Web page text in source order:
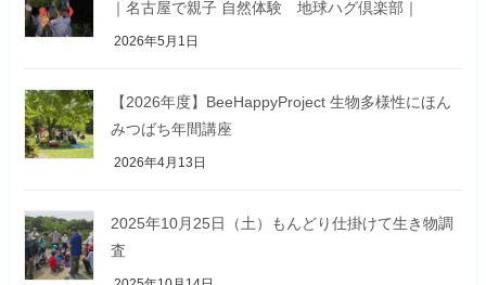
｜名古屋で親子 自然体験 地球ハグ倶楽部｜
2026年5月1日
【2026年度】BeeHappyProject 生物多様性にほん
みつばち年間講座
2026年4月13日
2025年10月25日（土）もんどり仕掛けて生き物調
査